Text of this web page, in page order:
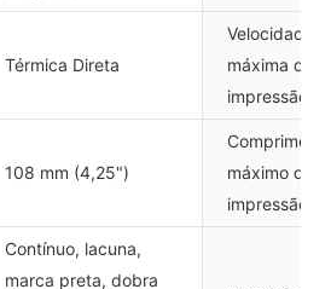
Térmica Direta
Velocidade
máxima de
impressão:
108 mm (4,25")
máximo de
impressão:
Contínuo, lacuna,
marca preta, dobra